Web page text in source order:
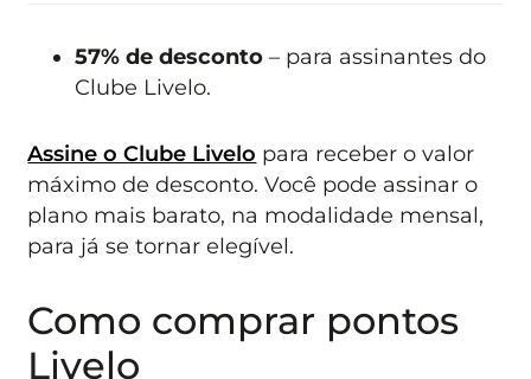
57% de desconto – para assinantes do
Clube Livelo.
Assine o Clube Livelo para receber o valor
máximo de desconto. Você pode assinar o
plano mais barato, na modalidade mensal,
para já se tornar elegível.
Como comprar pontos
Livelo